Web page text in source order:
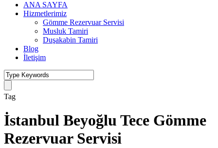
ANA SAYFA
Hizmetlerimiz
Gömme Rezervuar Servisi
Musluk Tamiri
Duşakabin Tamiri
Blog
İletişim
Tag
İstanbul Beyoğlu Tece Gömme
Rezervuar Servisi